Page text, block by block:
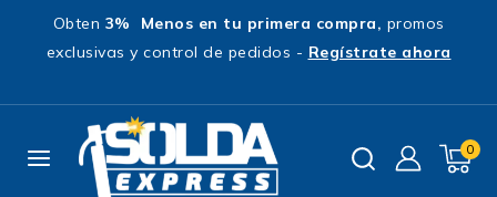
Obten 3% Menos en tu primera compra, promos
exclusivas y control de pedidos - Regístrate ahora
0